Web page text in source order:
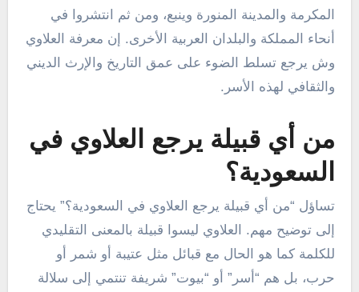
المكرمة والمدينة المنورة وينبع، ومن ثم انتشروا في
أنحاء المملكة والبلدان العربية الأخرى. إن معرفة العلاوي
وش يرجع تسلط الضوء على عمق التاريخ والإرث الديني
والثقافي لهذه الأسر.
من أي قبيلة يرجع العلاوي في
السعودية؟
تساؤل “من أي قبيلة يرجع العلاوي في السعودية؟” يحتاج
إلى توضيح مهم. العلاوي ليسوا قبيلة بالمعنى التقليدي
للكلمة كما هو الحال مع قبائل مثل عتيبة أو شمر أو
حرب، بل هم “أسر” أو “بيوت” شريفة تنتمي إلى سلالة